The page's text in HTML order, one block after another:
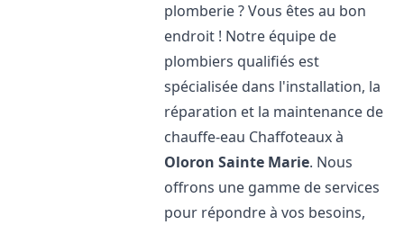
plomberie ? Vous êtes au bon
endroit ! Notre équipe de
plombiers qualifiés est
spécialisée dans l'installation, la
réparation et la maintenance de
chauffe-eau Chaffoteaux à
Oloron Sainte Marie. Nous
offrons une gamme de services
pour répondre à vos besoins,